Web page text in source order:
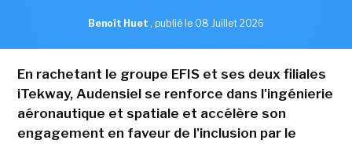
Benoît Huet , publié le 08 Juillet 2026
En rachetant le groupe EFIS et ses deux filiales
iTekway, Audensiel se renforce dans l'ingénierie
aéronautique et spatiale et accélère son
engagement en faveur de l'inclusion par le